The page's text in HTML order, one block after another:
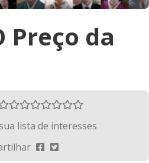
Preço da
lista de interesses